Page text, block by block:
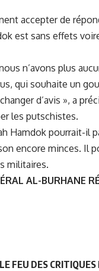
accepter de
est sans effets
n’avons plus
qui souhaite un
d’avis », a
les putschistes.
Hamdok pourrait-il
encore minces. Il
militaires.
AL-BURHANE
FEU DES